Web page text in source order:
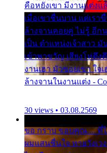
คือหยังเขา มีงานแต่งแ
เมื่อเขาชื่นบาน แต่เรา
ล้างจานคอยคู่ ไม่รู้ อีก
เป็น ตำแหน่งเจ้าสาว
เข้าพาขวัญ เสียงโห่ตึง
งานเฮา มัวซอยเขา ใ
ล้างจานในงานแต่ง -
30 views • 03.08.2569
ขอ กราบ ขอบคุณ.... ที่
ผมแสนชื่นใจ หายวังเว